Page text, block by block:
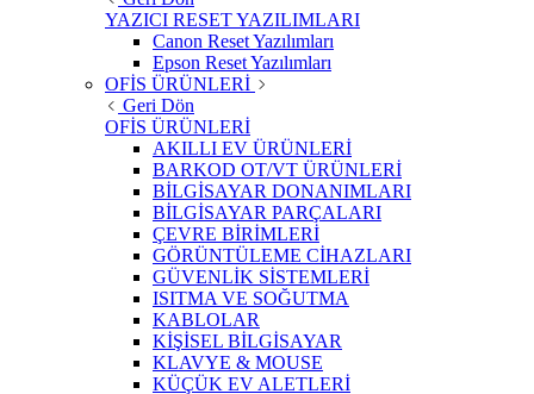
YAZICI RESET YAZILIMLARI
Canon Reset Yazılımları
Epson Reset Yazılımları
OFİS ÜRÜNLERİ
Geri Dön
OFİS ÜRÜNLERİ
AKILLI EV ÜRÜNLERİ
BARKOD OT/VT ÜRÜNLERİ
BİLGİSAYAR DONANIMLARI
BİLGİSAYAR PARÇALARI
ÇEVRE BİRİMLERİ
GÖRÜNTÜLEME CİHAZLARI
GÜVENLİK SİSTEMLERİ
ISITMA VE SOĞUTMA
KABLOLAR
KİŞİSEL BİLGİSAYAR
KLAVYE & MOUSE
KÜÇÜK EV ALETLERİ